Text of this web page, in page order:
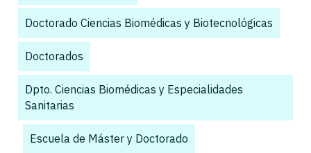
Doctorado Ciencias Biomédicas y Biotecnológicas
Doctorados
Dpto. Ciencias Biomédicas y Especialidades
Sanitarias
Escuela de Máster y Doctorado